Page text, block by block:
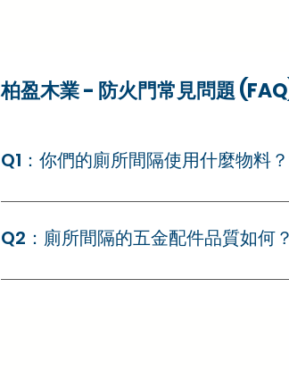
柏盈木業 - 防火門常見問題
Q1：你們的廁所間隔使用什麼物料
A： 我們的廁所間隔系統主要採用頂級抗
潮、抗菌、耐撞擊、耐刮花及不易變形的特
間。
Q2：廁所間隔的五金配件品質如何
A： 柏盈非常注重細節耐用度。我們的洗手